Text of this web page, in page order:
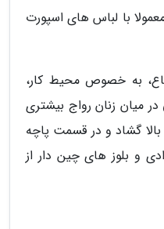
با لباس های اسپورت
اجتماع، به خصوص محیط کار،
میان زنان رواج بیشتری
گشاد و در قسمت پاچه
و بلوز های چین دار از